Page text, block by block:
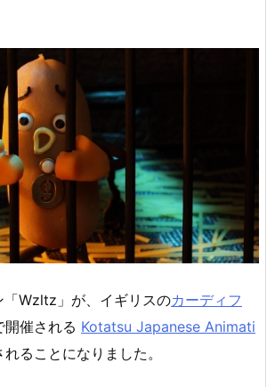
「Wzltz」が、イギリスのカーディフ
催される Kotatsu Japanese Animati
ることになりました。